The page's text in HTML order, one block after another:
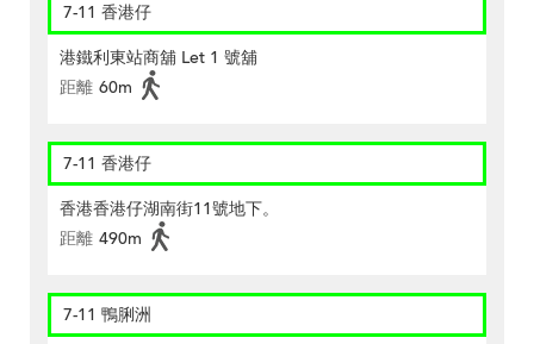
7-11 香港仔
港鐵利東站商舖 Let 1 號舖
距離 60m
7-11 香港仔
香港香港仔湖南街11號地下。
距離 490m
7-11 鴨脷洲